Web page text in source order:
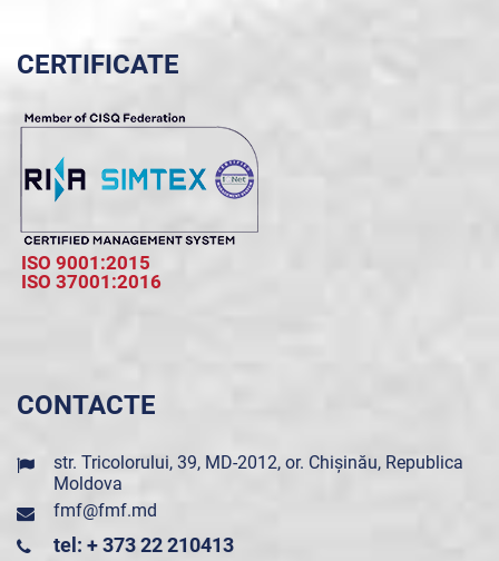
CERTIFICATE
ISO 9001:2015
ISO 37001:2016
CONTACTE
str. Tricolorului, 39, MD-2012, or. Chișinău, Republica
Moldova
fmf@fmf.md
tel: + 373 22 210413